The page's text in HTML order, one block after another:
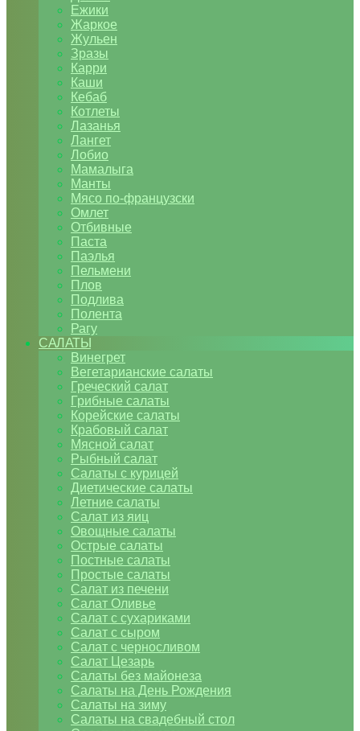
Ежики
Жаркое
Жульен
Зразы
Карри
Каши
Кебаб
Котлеты
Лазанья
Лангет
Лобио
Мамалыга
Манты
Мясо по-французски
Омлет
Отбивные
Паста
Паэлья
Пельмени
Плов
Подлива
Полента
Рагу
САЛАТЫ
Винегрет
Вегетарианские салаты
Греческий салат
Грибные салаты
Корейские салаты
Крабовый салат
Мясной салат
Рыбный салат
Салаты с курицей
Диетические салаты
Летние салаты
Салат из яиц
Овощные салаты
Острые салаты
Постные салаты
Простые салаты
Салат из печени
Салат Оливье
Салат с сухариками
Салат с сыром
Салат с черносливом
Салат Цезарь
Салаты без майонеза
Салаты на День Рождения
Салаты на зиму
Салаты на свадебный стол